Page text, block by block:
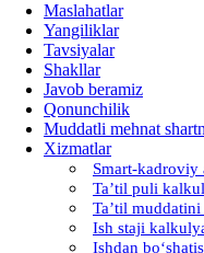
Maslahatlar
Yangiliklar
Tavsiyalar
Shakllar
Javob beramiz
Qonunchilik
Muddatli mehnat
Xizmatlar
Smart-kadroviy
Ta’til puli
Ta’til
Ish staji
Ishdan